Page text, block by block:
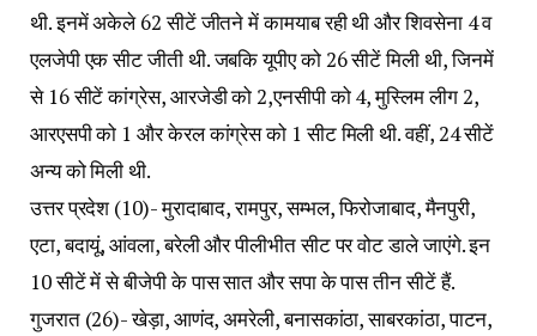
थी. इनमें अकेले 62 सीटें जीतने में कामयाब रही थी और शिवसेना 4 व
एलजेपी एक सीट जीती थी. जबकि यूपीए को 26 सीटें मिली थी, जिनमें
से 16 सीटें कांग्रेस, आरजेडी को 2,एनसीपी को 4, मुस्लिम लीग 2,
आरएसपी को 1 और केरल कांग्रेस को 1 सीट मिली थी. वहीं, 24 सीटें
अन्य को मिली थी.
उत्तर प्रदेश (10)- मुरादाबाद, रामपुर, सम्भल, फिरोजाबाद, मैनपुरी,
एटा, बदायूं, आंवला, बरेली और पीलीभीत सीट पर वोट डाले जाएंगे. इन
10 सीटें में से बीजेपी के पास सात और सपा के पास तीन सीटें हैं.
गुजरात (26)- खेड़ा, आणंद, अमरेली, बनासकांठा, साबरकांठा, पाटन,